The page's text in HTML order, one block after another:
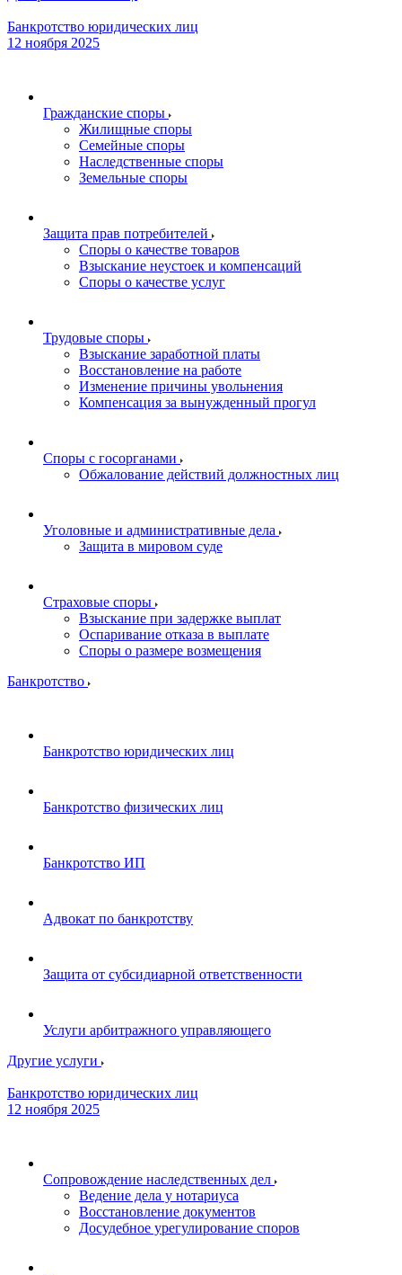
Банкротство юридических лиц
12 ноября 2025
Гражданские споры
Жилищные споры
Семейные споры
Наследственные споры
Земельные споры
Защита прав потребителей
Споры о качестве товаров
Взыскание неустоек и компенсаций
Споры о качестве услуг
Трудовые споры
Взыскание заработной платы
Восстановление на работе
Изменение причины увольнения
Компенсация за вынужденный прогул
Споры с госорганами
Обжалование действий должностных лиц
Уголовные и административные дела
Защита в мировом суде
Страховые споры
Взыскание при задержке выплат
Оспаривание отказа в выплате
Споры о размере возмещения
Банкротство
Банкротство юридических лиц
Банкротство физических лиц
Банкротство ИП
Адвокат по банкротству
Защита от субсидиарной ответственности
Услуги арбитражного управляющего
Другие услуги
Банкротство юридических лиц
12 ноября 2025
Сопровождение наследственных дел
Ведение дела у нотариуса
Восстановление документов
Досудебное урегулирование споров